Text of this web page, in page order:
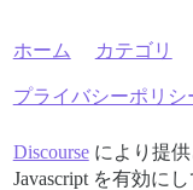
ホーム カテゴリ
プライバシーポリシ
Discourseにより提供
Javascript を有効に